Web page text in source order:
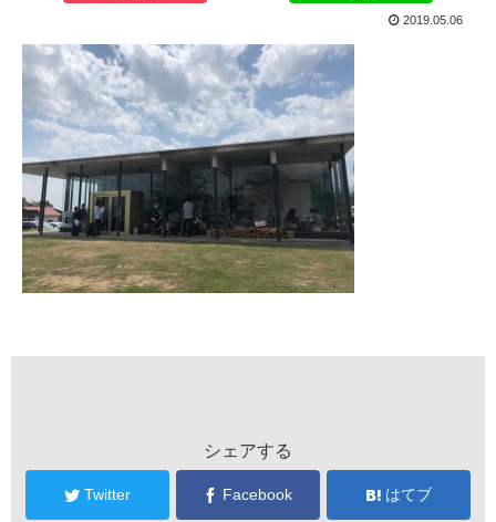
2019.05.06
シェアする
Twitter Facebook はてブ